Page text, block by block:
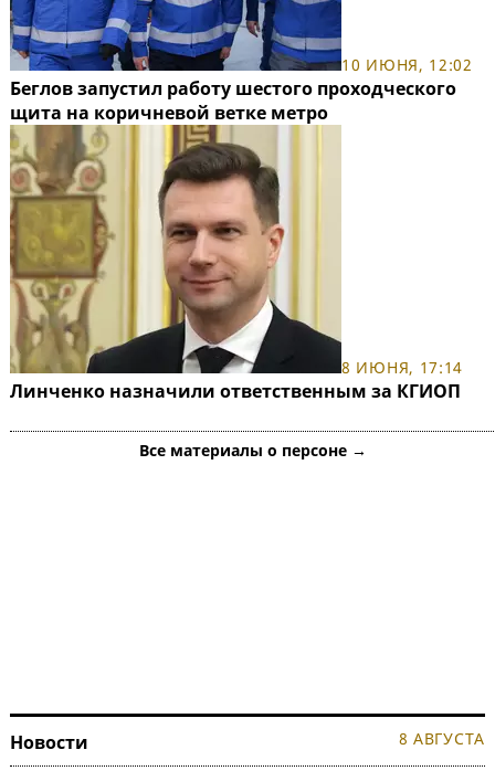
10 ИЮНЯ, 12:02
Беглов запустил работу шестого проходческого
щита на коричневой ветке метро
8 ИЮНЯ, 17:14
Линченко назначили ответственным за КГИОП
Все материалы о персоне →
Новости 8 АВГУСТА